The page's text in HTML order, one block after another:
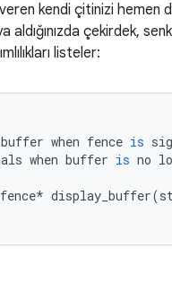
kendi çitinizi hemen
aldığınızda çekirdek,
listeler:
buffer when fence is
when buffer is no
* display_buffer(